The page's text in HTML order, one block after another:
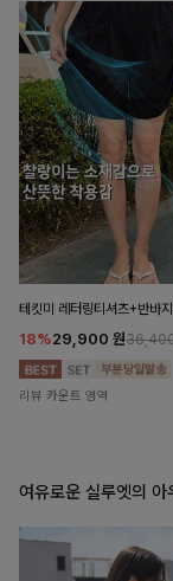
테킷미 레터링티셔츠+반바
18%29,900 원
리뷰 카운트 영역
여유로운 실루엣의 아